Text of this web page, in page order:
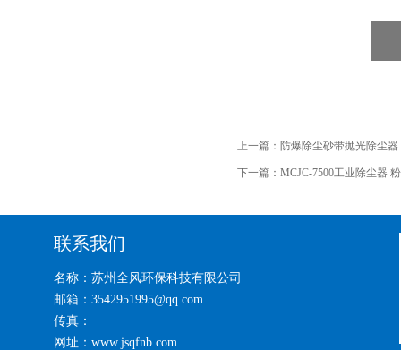
上一篇： 防爆除尘砂带抛光除尘器
下一篇： MCJC-7500工业除尘器
联系我们
名称：苏州全风环保科技有限公司
邮箱：3542951995@qq.com
传真：
网址：www.jsqfnb.com